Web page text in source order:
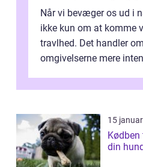
Når vi bevæger os ud i
ikke kun om at komme
travlhed. Det handler
omgivelserne mere
15
din